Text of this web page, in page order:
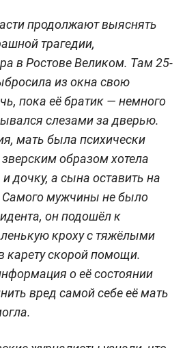
продолжают выяснять
трагедии,
в Ростове Великом. Там 25-
из окна свою
пока её братик — немного
слезами за дверью.
мать была психически
образом хотела
дочку, а сына оставить на
Самого мужчины не было
он подошёл к
кроху с тяжёлыми
карету скорой помощи.
о её состоянии
вред самой себе её мать